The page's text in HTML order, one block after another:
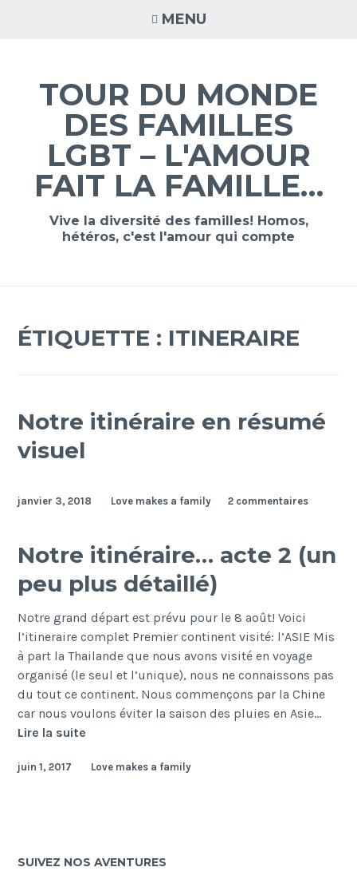
MENU
TOUR DU MONDE
DES FAMILLES
LGBT – L'AMOUR
FAIT LA FAMILLE…
Vive la diversité des familles! Homos,
hétéros, c'est l'amour qui compte
ÉTIQUETTE : ITINERAIRE
Notre itinéraire en résumé
visuel
janvier 3, 2018 Love makes a family 2 commentaires
Notre itinéraire… acte 2 (un
peu plus détaillé)
Notre grand départ est prévu pour le 8 août! Voici
l’itineraire complet Premier continent visité: l’ASIE Mis
à part la Thailande que nous avons visité en voyage
organisé (le seul et l’unique), nous ne connaissons pas
du tout ce continent. Nous commençons par la Chine
car nous voulons éviter la saison des pluies en Asie…
Lire la suite
acte
détaillé)
juin 1, 2017 Love makes a family
SUIVEZ NOS AVENTURES